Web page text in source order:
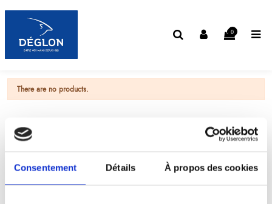
Consentement Détails À propos des cookies
0
There are no products.